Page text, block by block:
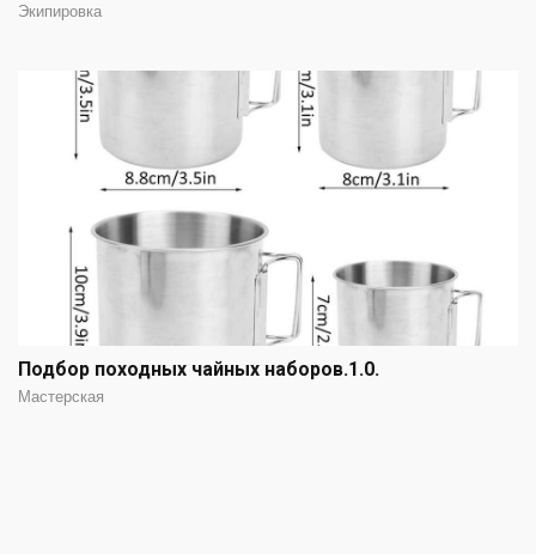
Экипировка
Подбор походных чайных наборов.1.0.
Мастерская